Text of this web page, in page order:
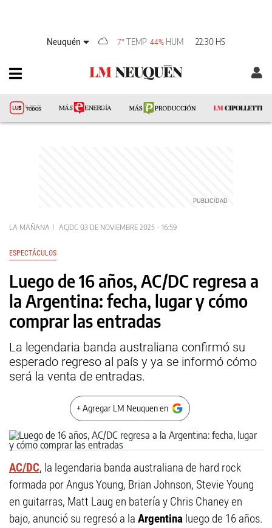
Neuquén 7°TEMP 44% HUM 22:30 HS
LA MAÑANA AC/DC 03 DE NOVIEMBRE 2025 - 16:59
ESPECTÁCULOS
Luego de 16 años, AC/DC regresa a
la Argentina: fecha, lugar y cómo
comprar las entradas
La legendaria banda australiana confirmó su
esperado regreso al país y ya se informó cómo
será la venta de entradas.
+ Agregar LM Neuquen en
AC/DC, la legendaria banda australiana de hard rock
formada por Angus Young, Brian Johnson, Stevie Young
en guitarras, Matt Laug en batería y Chris Chaney en
bajo, anunció su regresó a la Argentina luego de 16 años.